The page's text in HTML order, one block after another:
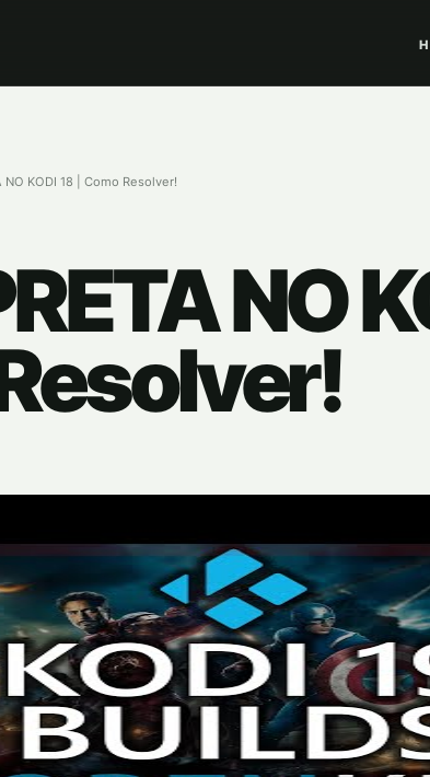
NO KODI 18 | Como Resolver!
NO